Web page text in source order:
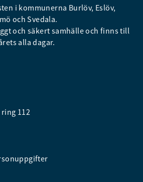
i kommunerna Burlöv, Eslöv,
och Svedala.
och säkert samhälle och finns till
alla dagar.
112